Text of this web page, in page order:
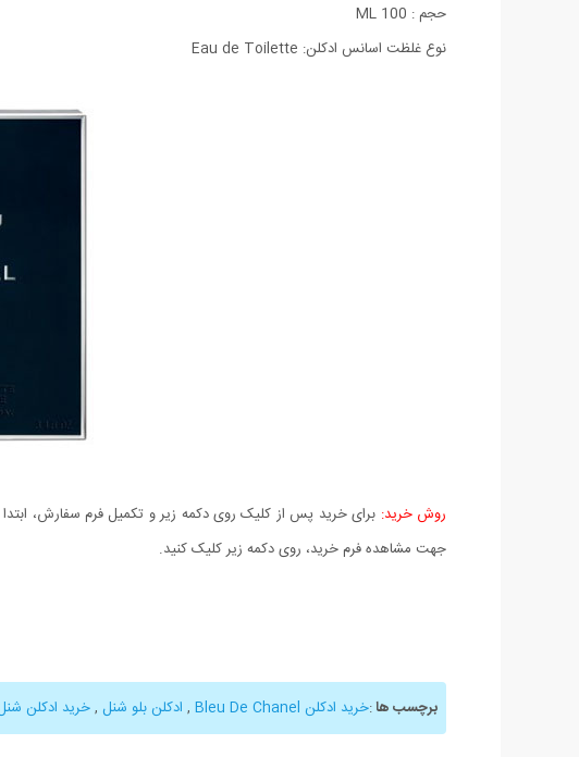
حجم : 100 ML
نوع غلظت اسانس ادکلن: Eau de Toilette
روش خرید: برای خرید پس از کلیک روی دکمه زیر و تکمیل فرم سفارش،
جهت مشاهده فرم خرید، روی دکمه زیر کلیک کنید.
برچسب ها:خرید ادکلن Bleu De Chanel , ادکلن بلو شنل ,خرید ادکلن